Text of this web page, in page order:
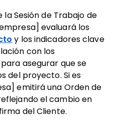
la Sesión de Trabajo de
evaluará los
y los indicadores clave
con los
asegurar que se
del proyecto. Si es
emitirá una Orden de
el cambio en
del Cliente.